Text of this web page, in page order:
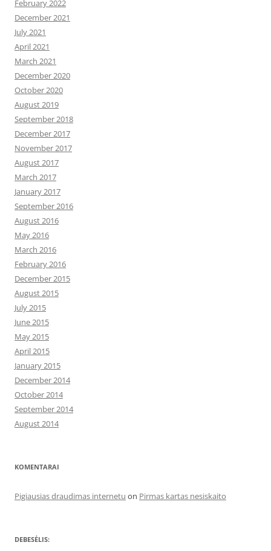
February 2022
December 2021
July 2021
April 2021
March 2021
December 2020
October 2020
August 2019
September 2018
December 2017
November 2017
August 2017
March 2017
January 2017
September 2016
August 2016
May 2016
March 2016
February 2016
December 2015
August 2015
July 2015
June 2015
May 2015
April 2015
January 2015
December 2014
October 2014
September 2014
August 2014
KOMENTARAI
Pigiausias draudimas internetu on Pirmas kartas nesiskaito
DEBESĖLIS: